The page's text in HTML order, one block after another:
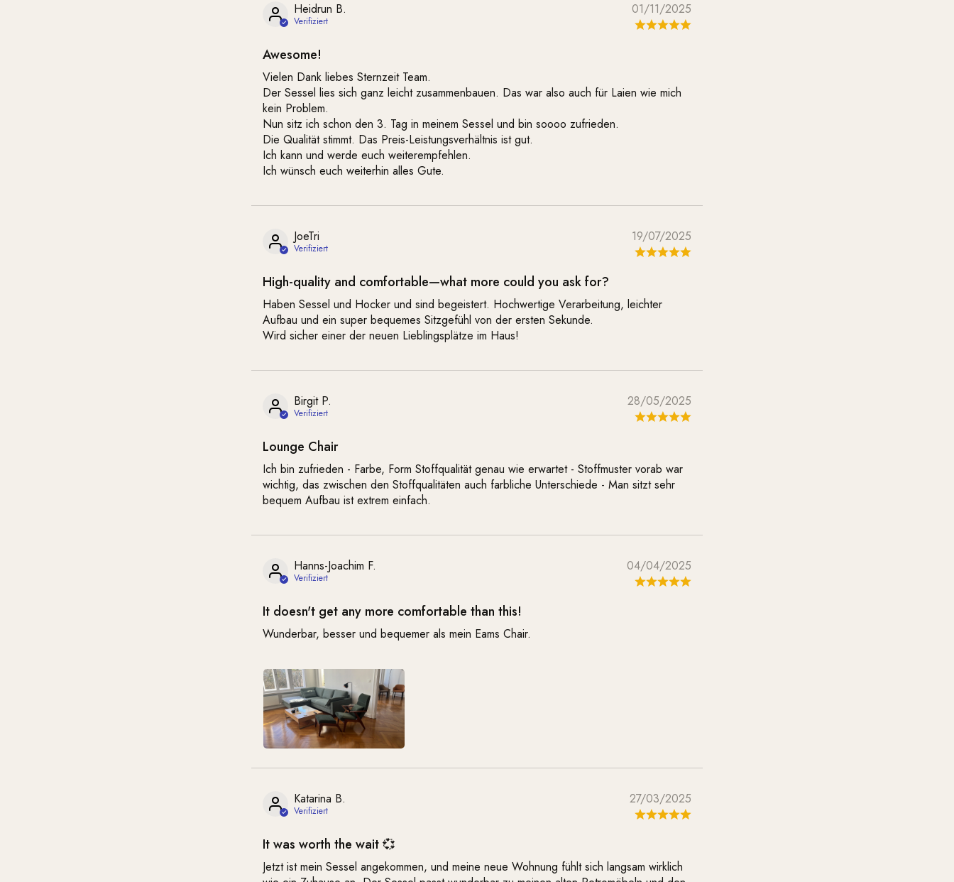
01/11/2025
Heidrun B.
Awesome!
Vielen Dank liebes Sternzeit Team.
Der Sessel lies sich ganz leicht zusammenbauen. Das war also auch für Laien wie mich
kein Problem.
Nun sitz ich schon den 3. Tag in meinem Sessel und bin soooo zufrieden.
Die Qualität stimmt. Das Preis-Leistungsverhältnis ist gut.
Ich kann und werde euch weiterempfehlen.
Ich wünsch euch weiterhin alles Gute.
19/07/2025
JoeTri
High-quality and comfortable—what more could you ask for?
Haben Sessel und Hocker und sind begeistert. Hochwertige Verarbeitung, leichter
Aufbau und ein super bequemes Sitzgefühl von der ersten Sekunde.
Wird sicher einer der neuen Lieblingsplätze im Haus!
28/05/2025
Birgit P.
Lounge Chair
Ich bin zufrieden - Farbe, Form Stoffqualität genau wie erwartet - Stoffmuster vorab war
wichtig, das zwischen den Stoffqualitäten auch farbliche Unterschiede - Man sitzt sehr
bequem Aufbau ist extrem einfach.
04/04/2025
Hanns-Joachim F.
It doesn't get any more comfortable than this!
Wunderbar, besser und bequemer als mein Eams Chair.
27/03/2025
Katarina B.
It was worth the wait 💞
Jetzt ist mein Sessel angekommen, und meine neue Wohnung fühlt sich langsam wirklich